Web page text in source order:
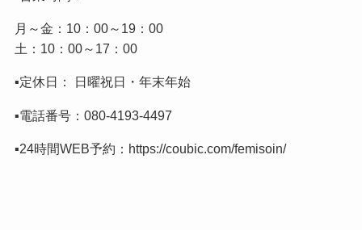
月～金：10：00～19：00
土：10：00～17：00
▪️定休日： 日曜祝日・年末年始
▪️電話番号： 080-4193-4497
▪️24時間WEB予約： https://coubic.com/femisoin/